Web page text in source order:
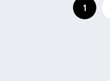
1